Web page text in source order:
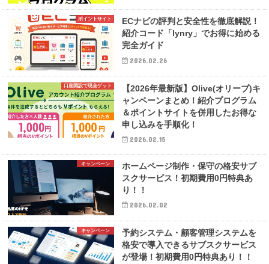
ポイントサイト
ECナビの評判と安全性を徹底解説！
紹介コード「lynry」でお得に始める
完全ガイド
2026.02.26
口座開設で現金ゲット
【2026年最新版】Olive(オリーブ)キ
ャンペーンまとめ！紹介プログラム
＆ポイントサイトを併用したお得な
申し込みを手順化！
2026.02.15
キャンペーン
ホームページ制作・保守の格安サブ
スクサービス！初期費用0円特典あ
り！！
2026.02.02
キャンペーン
予約システム・顧客管理システムを
格安で導入できるサブスクサービス
が登場！初期費用0円特典あり！！